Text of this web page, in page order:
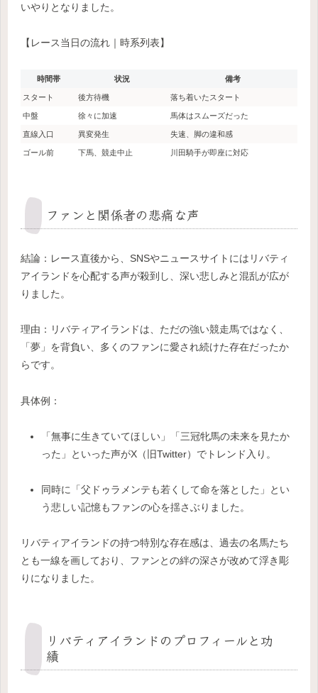
いやりとなりました。
【レース当日の流れ｜時系列表】
時間帯 状況 備考
スタート 後方待機 落ち着いたスタート
中盤 徐々に加速 馬体はスムーズだった
直線入口 異変発生 失速、脚の違和感
ゴール前 下馬、競走中止 川田騎手が即座に対応
ファンと関係者の悲痛な声
結論：レース直後から、SNSやニュースサイトにはリバティ
アイランドを心配する声が殺到し、深い悲しみと混乱が広が
りました。
理由：リバティアイランドは、ただの強い競走馬ではなく、
「夢」を背負い、多くのファンに愛され続けた存在だったか
らです。
具体例：
「無事に生きていてほしい」「三冠牝馬の未来を見たか
った」といった声がX（旧Twitter）でトレンド入り。
同時に「父ドゥラメンテも若くして命を落とした」とい
う悲しい記憶もファンの心を揺さぶりました。
リバティアイランドの持つ特別な存在感は、過去の名馬たち
とも一線を画しており、ファンとの絆の深さが改めて浮き彫
りになりました。
リバティアイランドのプロフィールと功
績